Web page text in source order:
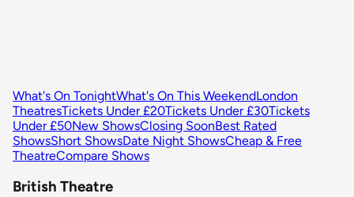
What's On TonightWhat's On This WeekendLondon
TheatresTickets Under £20Tickets Under £30Tickets
Under £50New ShowsClosing SoonBest Rated
ShowsShort ShowsDate Night ShowsCheap & Free
TheatreCompare Shows
British Theatre